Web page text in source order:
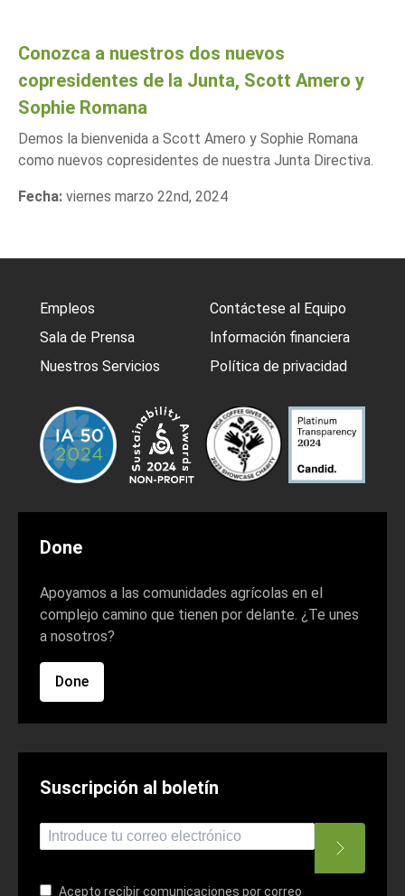
Conozca a nuestros dos nuevos
copresidentes de la Junta, Scott Amero y
Sophie Romana
Demos la bienvenida a Scott Amero y Sophie Romana
como nuevos copresidentes de nuestra Junta Directiva.
Fecha: viernes marzo 22nd, 2024
Empleos
Sala de Prensa
Nuestros Servicios
Contáctese al Equipo
Información financiera
Política de privacidad
Done
Apoyamos a las comunidades agrícolas en el
complejo camino que tienen por delante. ¿Te unes
a nosotros?
Done
Suscripción al boletín
indica necesario
Dirección de correo electrónico *
Acepto recibir comunicaciones por correo